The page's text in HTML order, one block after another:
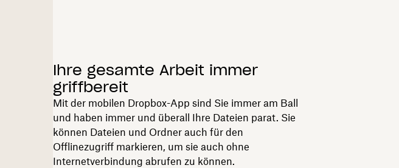
Ihre gesamte Arbeit immer
griffbereit
Mit der mobilen Dropbox-App sind Sie immer am Ball
und haben immer und überall Ihre Dateien parat. Sie
können Dateien und Ordner auch für den
Offlinezugriff markieren, um sie auch ohne
Internetverbindung abrufen zu können.